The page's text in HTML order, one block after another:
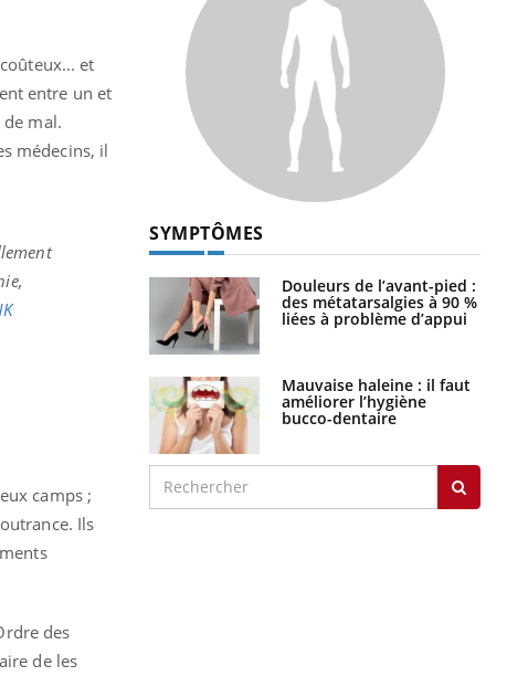
et
entre un et
mal.
médecins, il
camps ;
Ils
des
de les
SYMPTÔMES
Douleurs de l’avant-pied :
des métatarsalgies à 90 %
liées à problème d’appui
Mauvaise haleine : il faut
améliorer l’hygiène
bucco-dentaire